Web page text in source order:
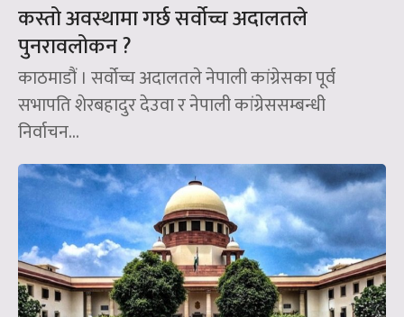
कस्तो अवस्थामा गर्छ सर्वोच्च अदालतले
पुनरावलोकन ?
काठमाडौं । सर्वोच्च अदालतले नेपाली कांग्रेसका पूर्व
सभापति शेरबहादुर देउवा र नेपाली कांग्रेससम्बन्धी
निर्वाचन...